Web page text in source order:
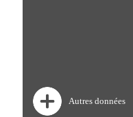
Autres données